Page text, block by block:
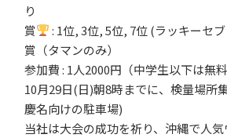
り
賞
: 1位, 3位, 5位, 7位 (ラッキーセ
賞（タマンのみ）
参加費 : 1人2000円（中学生以下は無料
10月29日(日)朝8時までに、検量場所
慶名向けの駐車場)
当社は大会の成功を祈り、沖縄で人